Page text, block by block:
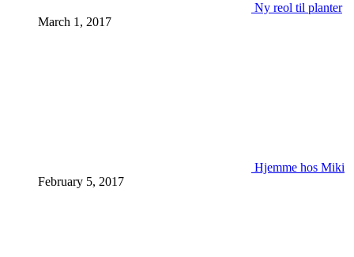
Ny reol til planter
March 1, 2017
Hjemme hos Miki
February 5, 2017